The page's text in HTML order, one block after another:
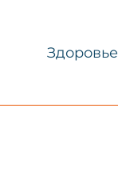
Здоровье